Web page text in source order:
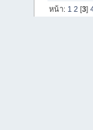
หน้า:1 2 [3]